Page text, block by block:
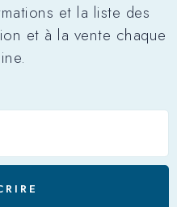
et la liste des
et à la vente chaque